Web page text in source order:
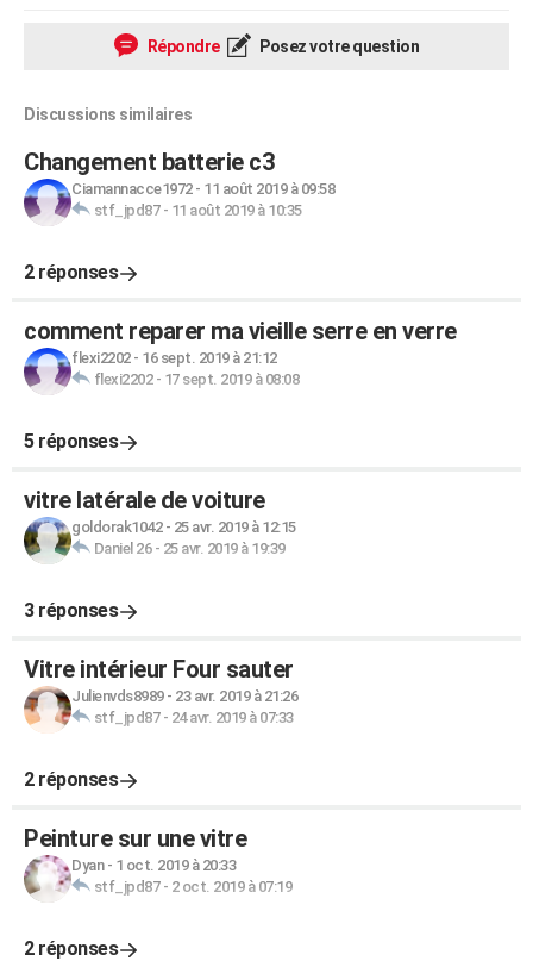
Répondre Posez votre question
Discussions similaires
Changement batterie c3
Ciamannacce1972- 11 août 2019 à 09:58
stf_jpd87- 11 août 2019 à 10:35
2 réponses
comment reparer ma vieille serre en verre
flexi2202- 16 sept. 2019 à 21:12
flexi2202- 17 sept. 2019 à 08:08
5 réponses
vitre latérale de voiture
goldorak1042- 25 avr. 2019 à 12:15
Daniel 26- 25 avr. 2019 à 19:39
3 réponses
Vitre intérieur Four sauter
Julienvds8989- 23 avr. 2019 à 21:26
stf_jpd87- 24 avr. 2019 à 07:33
2 réponses
Peinture sur une vitre
Dyan- 1 oct. 2019 à 20:33
stf_jpd87- 2 oct. 2019 à 07:19
2 réponses